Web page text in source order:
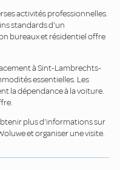
activités professionnelles.
standards d'un
bureaux et résidentiel offre
à Sint-Lambrechts-
essentielles. Les
la dépendance à la voiture.
plus d'informations sur
et organiser une visite.